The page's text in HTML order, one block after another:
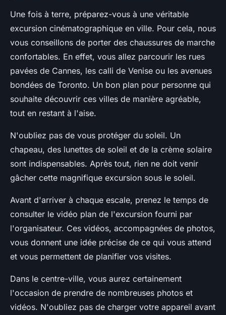
Une fois à terre, préparez-vous à une véritable
excursion cinématographique en ville. Pour cela, nous
vous conseillons de porter des chaussures de marche
confortables. En effet, vous allez parcourir les rues
pavées de Cannes, les calli de Venise ou les avenues
bondées de Toronto. Un bon plan pour personne qui
souhaite découvrir ces villes de manière agréable,
tout en restant à l'aise.
N'oubliez pas de vous protéger du soleil. Un
chapeau, des lunettes de soleil et de la crème solaire
sont indispensables. Après tout, rien ne doit venir
gâcher cette magnifique excursion sous le soleil.
Avant d'arriver à chaque escale, prenez le temps de
consulter le vidéo plan de l'excursion fourni par
l'organisateur. Ces vidéos, accompagnées de photos,
vous donnent une idée précise de ce qui vous attend
et vous permettent de planifier vos visites.
Dans le centre-ville, vous aurez certainement
l'occasion de prendre de nombreuses photos et
vidéos. N'oubliez pas de charger votre appareil avant